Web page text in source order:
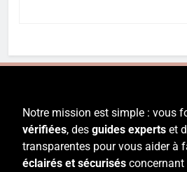
Notre mission est simple : vous
vérifiées, des guides experts et
transparentes pour vous aider à
éclairés et sécurisés concernant